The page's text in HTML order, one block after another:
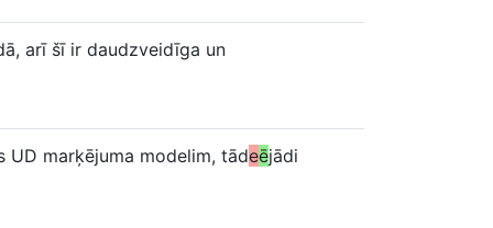
arī šī ir daudzveidīga un
marķējuma modelim, tādeējādi